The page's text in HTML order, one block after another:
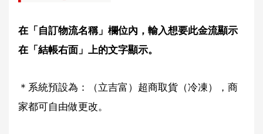
在「自訂物流名稱」欄位內，輸入想要此金流顯示
在「結帳右面」上的文字顯示。
＊系統預設為：（立吉富）超商取貨（冷凍），商
家都可自由做更改。